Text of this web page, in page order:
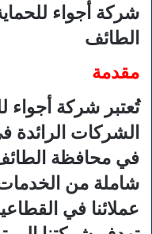
شركة أجواء
الطائف
مقدمة
تُعتبر شركة أجواء
الشركات الرائدة
في محافظة
شاملة من الخدمات
عملائنا في